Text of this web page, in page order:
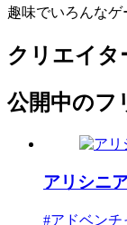
趣味でいろんなゲ
クリエイタ
公開中のフ
アリシニ
#アドベンチ